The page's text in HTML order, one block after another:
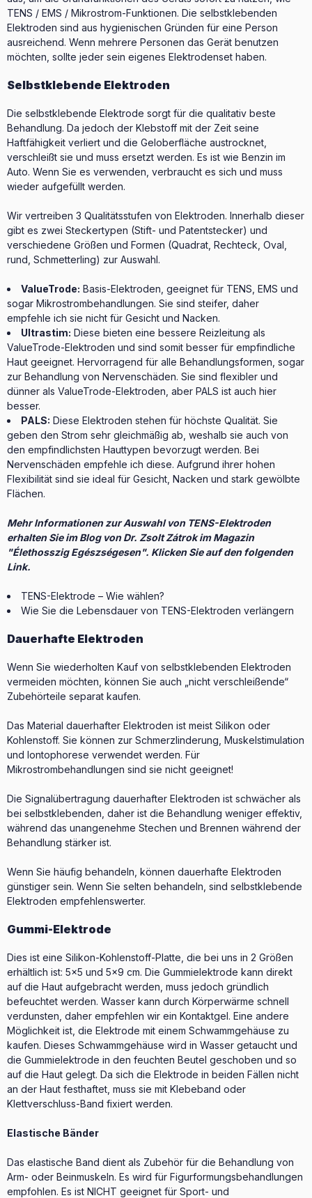
TENS / EMS / Mikrostrom-Funktionen. Die selbstklebenden
Elektroden sind aus hygienischen Gründen für eine Person
ausreichend. Wenn mehrere Personen das Gerät benutzen
möchten, sollte jeder sein eigenes Elektrodenset haben.
Selbstklebende Elektroden
Die selbstklebende Elektrode sorgt für die qualitativ beste
Behandlung. Da jedoch der Klebstoff mit der Zeit seine
Haftfähigkeit verliert und die Geloberfläche austrocknet,
verschleißt sie und muss ersetzt werden. Es ist wie Benzin im
Auto. Wenn Sie es verwenden, verbraucht es sich und muss
wieder aufgefüllt werden.
Wir vertreiben 3 Qualitätsstufen von Elektroden. Innerhalb dieser
gibt es zwei Steckertypen (Stift- und Patentstecker) und
verschiedene Größen und Formen (Quadrat, Rechteck, Oval,
rund, Schmetterling) zur Auswahl.
ValueTrode: Basis-Elektroden, geeignet für TENS, EMS und
sogar Mikrostrombehandlungen. Sie sind steifer, daher
empfehle ich sie nicht für Gesicht und Nacken.
Ultrastim: Diese bieten eine bessere Reizleitung als
ValueTrode-Elektroden und sind somit besser für empfindliche
Haut geeignet. Hervorragend für alle Behandlungsformen, sogar
zur Behandlung von Nervenschäden. Sie sind flexibler und
dünner als ValueTrode-Elektroden, aber PALS ist auch hier
besser.
PALS: Diese Elektroden stehen für höchste Qualität. Sie
geben den Strom sehr gleichmäßig ab, weshalb sie auch von
den empfindlichsten Hauttypen bevorzugt werden. Bei
Nervenschäden empfehle ich diese. Aufgrund ihrer hohen
Flexibilität sind sie ideal für Gesicht, Nacken und stark gewölbte
Flächen.
Mehr Informationen zur Auswahl von TENS-Elektroden
erhalten Sie im Blog von Dr. Zsolt Zátrok im Magazin
"Élethosszig Egészségesen". Klicken Sie auf den folgenden
Link.
TENS-Elektrode – Wie wählen?
Wie Sie die Lebensdauer von TENS-Elektroden verlängern
Dauerhafte Elektroden
Wenn Sie wiederholten Kauf von selbstklebenden Elektroden
vermeiden möchten, können Sie auch „nicht verschleißende“
Zubehörteile separat kaufen.
Das Material dauerhafter Elektroden ist meist Silikon oder
Kohlenstoff. Sie können zur Schmerzlinderung, Muskelstimulation
und Iontophorese verwendet werden. Für
Mikrostrombehandlungen sind sie nicht geeignet!
Die Signalübertragung dauerhafter Elektroden ist schwächer als
bei selbstklebenden, daher ist die Behandlung weniger effektiv,
während das unangenehme Stechen und Brennen während der
Behandlung stärker ist.
Wenn Sie häufig behandeln, können dauerhafte Elektroden
günstiger sein. Wenn Sie selten behandeln, sind selbstklebende
Elektroden empfehlenswerter.
Gummi-Elektrode
Dies ist eine Silikon-Kohlenstoff-Platte, die bei uns in 2 Größen
erhältlich ist: 5x5 und 5x9 cm. Die Gummielektrode kann direkt
auf die Haut aufgebracht werden, muss jedoch gründlich
befeuchtet werden. Wasser kann durch Körperwärme schnell
verdunsten, daher empfehlen wir ein Kontaktgel. Eine andere
Möglichkeit ist, die Elektrode mit einem Schwammgehäuse zu
kaufen. Dieses Schwammgehäuse wird in Wasser getaucht und
die Gummielektrode in den feuchten Beutel geschoben und so
auf die Haut gelegt. Da sich die Elektrode in beiden Fällen nicht
an der Haut festhaftet, muss sie mit Klebeband oder
Klettverschluss-Band fixiert werden.
Elastische Bänder
Das elastische Band dient als Zubehör für die Behandlung von
Arm- oder Beinmuskeln. Es wird für Figurformungsbehandlungen
empfohlen. Es ist NICHT geeignet für Sport- und